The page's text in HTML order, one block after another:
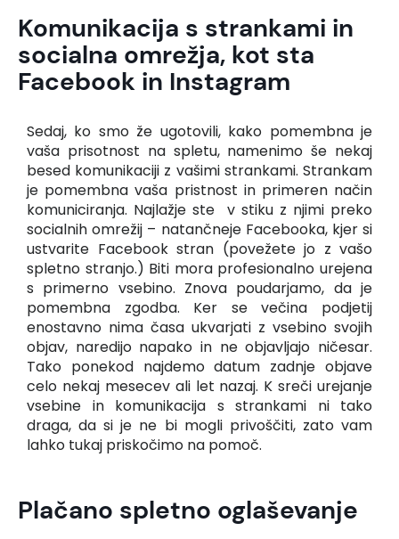
Komunikacija s strankami in
socialna omrežja, kot sta
Facebook in Instagram
Sedaj, ko smo že ugotovili, kako pomembna je
vaša prisotnost na spletu, namenimo še nekaj
besed komunikaciji z vašimi strankami. Strankam
je pomembna vaša pristnost in primeren način
komuniciranja. Najlažje ste v stiku z njimi preko
socialnih omrežij – natančneje Facebooka, kjer si
ustvarite Facebook stran (povežete jo z vašo
spletno stranjo.) Biti mora profesionalno urejena
s primerno vsebino. Znova poudarjamo, da je
pomembna zgodba. Ker se večina podjetij
enostavno nima časa ukvarjati z vsebino svojih
objav, naredijo napako in ne objavljajo ničesar.
Tako ponekod najdemo datum zadnje objave
celo nekaj mesecev ali let nazaj. K sreči urejanje
vsebine in komunikacija s strankami ni tako
draga, da si je ne bi mogli privoščiti, zato vam
lahko tukaj priskočimo na pomoč.
Plačano spletno oglaševanje